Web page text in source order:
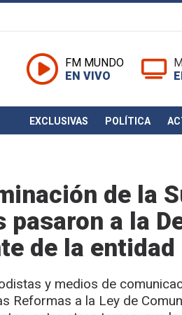
FM MUNDO
EN VIVO
EXCLUSIVAS POLÍTICA
de la
a la
de la entidad
y medios de
Reformas a la Ley de